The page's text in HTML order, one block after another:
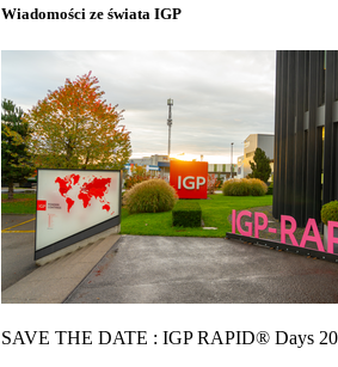
Wiadomości ze świata IGP
SAVE THE DATE : IGP RAPID® Days